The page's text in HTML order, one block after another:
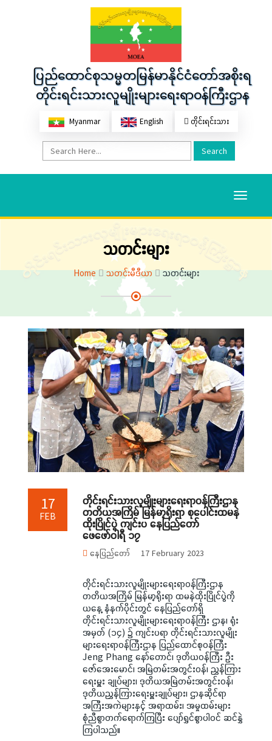
ပြည်ထောင်စုသမ္မတမြန်မာနိုင်ငံတော်အစိုးရ
တိုင်းရင်းသားလူမျိုးများရေးရာဝန်ကြီးဌာန
Myanmar English တိုင်းရင်းသား
Search
Toggle
သတင်းများ
Home သတင်းမီဒီယာ သတင်းများ
17
FEB
တိုင်းရင်းသားလူမျိုးများရေးရာဝန်ကြီးဌာန
တတိယအကြိမ် မြန်မာ့ရိုးရာ စုပေါင်းထမနဲ
ထိုးပြိုင်ပွဲ ကျင်းပ နေပြည်တော်
ဖေဖော်ဝါရီ ၁၇
နေပြည်တော် 17 February 2023
တိုင်းရင်းသားလူမျိုးများရေးရာဝန်ကြီးဌာန
တတိယအကြိမ် မြန်မာ့ရိုးရာ ထမနဲထိုးပြိုင်ပွဲကို
ယနေ့ နံနက်ပိုင်းတွင် နေပြည်တော်ရှိ
တိုင်းရင်းသားလူမျိုးများရေးရာဝန်ကြီး ဌာန၊ ရုံး
အမှတ် (၁၄) ၌ ကျင်းပရာ တိုင်းရင်းသားလူမျိုး
များရေးရာဝန်ကြီးဌာန ပြည်ထောင်စုဝန်ကြီး
Jeng Phang နော်တောင်၊ ဒုတိယဝန်ကြီး ဦး
ဇော်အေးမောင်၊ အမြဲတမ်းအတွင်းဝန်၊ ညွှန်ကြား
ရေးမှူး ချုပ်များ၊ ဒုတိယအမြဲတမ်းအတွင်းဝန်၊
ဒုတိယညွှန်ကြားရေးမှူးချုပ်များ၊ ဌာနဆိုင်ရာ
အကြီးအကဲများနှင့် အရာထမ်း၊ အမှုထမ်းများ
စုံညီစွာတက်ရောက်ကြပြီး ပျော်ရွှင်စွာပါဝင် ဆင်နွှဲ
ကြပါသည်။